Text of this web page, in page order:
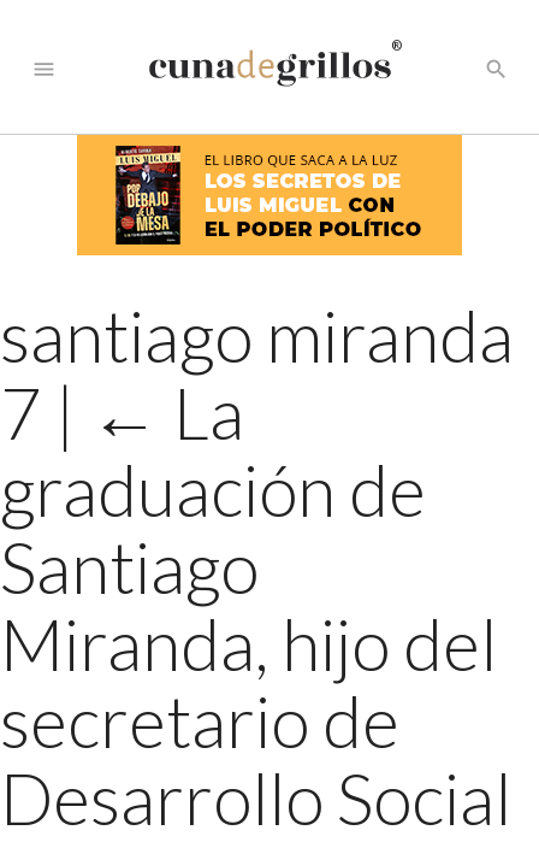
menu
®
search
santiago miranda
7 | ← La
graduación de
Santiago
Miranda, hijo del
secretario de
Desarrollo Social